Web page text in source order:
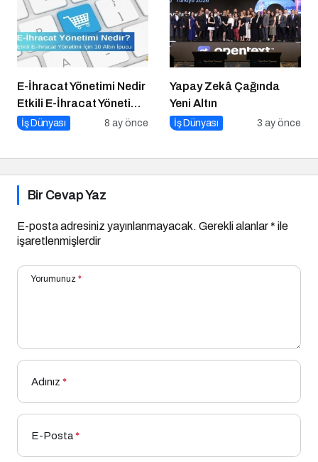
E-İhracat Yönetimi Nedir
Etkili E-İhracat Yönetimi
için 10 Altın İpucu
İş Dünyası 8 ay önce
Yapay Zekâ Çağında
Yeni Altın
İş Dünyası 3 ay önce
Bir Cevap Yaz
E-posta adresiniz yayınlanmayacak. Gerekli alanlar* ile
işaretlenmişlerdir
Yorumunuz *
Adınız *
E-Posta*